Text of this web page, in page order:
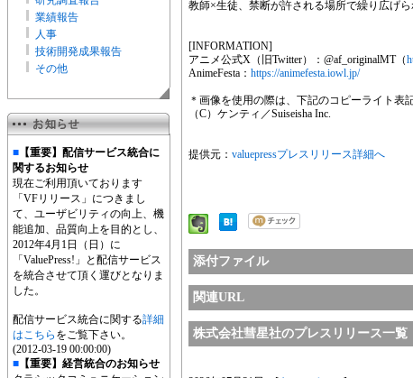
業績報告
人事
技術開発成果報告
その他
■ 【重要】配信サービス統合に
関するお知らせ
現在ご利用頂いております
「VFリリース」につきまし
て、ユーザビリティの向上、機
能追加、品質向上を目的とし、
2012年4月1日（日）に
「ValuePress!」と配信サービス
を統合させて頂く運びとなりま
した。
配信サービス統合に関する詳細
はこちら をご覧下さい。
(2012-03-19 00:00:00)
■ 【重要】経営統合のお知らせ
教師×生徒、禁断が許される場所で繰り広げ
[INFORMATION]
アニメ公式X（旧Twitter）：@af_originalMT（
AnimeFesta： https://animefesta.iowl.jp/
＊画像を使用の際は、下記のコピーライト表
（C）ケンティ／Suiseisha Inc.
提供元： valuepressプレスリリース詳細へ
添付ファイル
関連URL
株式会社彗星社のプレスリリース一覧